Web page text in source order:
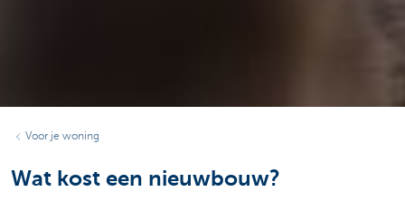
Voor je woning
Wat kost een nieuwbouw?